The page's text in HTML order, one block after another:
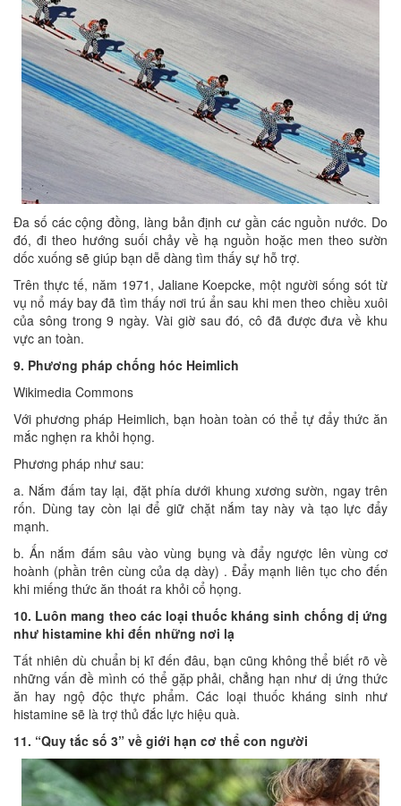
Đa số các cộng đồng, làng bản định cư gần các nguồn nước. Do
đó, đi theo hướng suối chảy về hạ nguồn hoặc men theo sườn
dốc xuống sẽ giúp bạn dễ dàng tìm thấy sự hỗ trợ.
Trên thực tế, năm 1971, Jaliane Koepcke, một người sống sót từ
vụ nổ máy bay đã tìm thấy nơi trú ẩn sau khi men theo chiều xuôi
của sông trong 9 ngày. Vài giờ sau đó, cô đã được đưa về khu
vực an toàn.
9. Phương pháp chống hóc Heimlich
Wikimedia Commons
Với phương pháp Heimlich, bạn hoàn toàn có thể tự đẩy thức ăn
mắc nghẹn ra khỏi họng.
Phương pháp như sau:
a. Nắm đấm tay lại, đặt phía dưới khung xương sườn, ngay trên
rốn. Dùng tay còn lại để giữ chặt nắm tay này và tạo lực đẩy
mạnh.
b. Ấn nắm đấm sâu vào vùng bụng và đẩy ngược lên vùng cơ
hoành (phần trên cùng của dạ dày) . Đẩy mạnh liên tục cho đến
khi miếng thức ăn thoát ra khỏi cổ họng.
10. Luôn mang theo các loại thuốc kháng sinh chống dị ứng
như histamine khi đến những nơi lạ
Tất nhiên dù chuẩn bị kĩ đến đâu, bạn cũng không thể biết rõ về
những vấn đề mình có thể gặp phải, chẳng hạn như dị ứng thức
ăn hay ngộ độc thực phẩm. Các loại thuốc kháng sinh như
histamine sẽ là trợ thủ đắc lực hiệu quà.
11. “Quy tắc số 3” về giới hạn cơ thể con người